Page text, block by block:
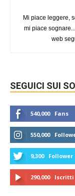
Mi piace leggere,
mi piace
web
SEGUICI SUI
540,000 Fans
550,000
9,300 Follower
290,000 Iscritti